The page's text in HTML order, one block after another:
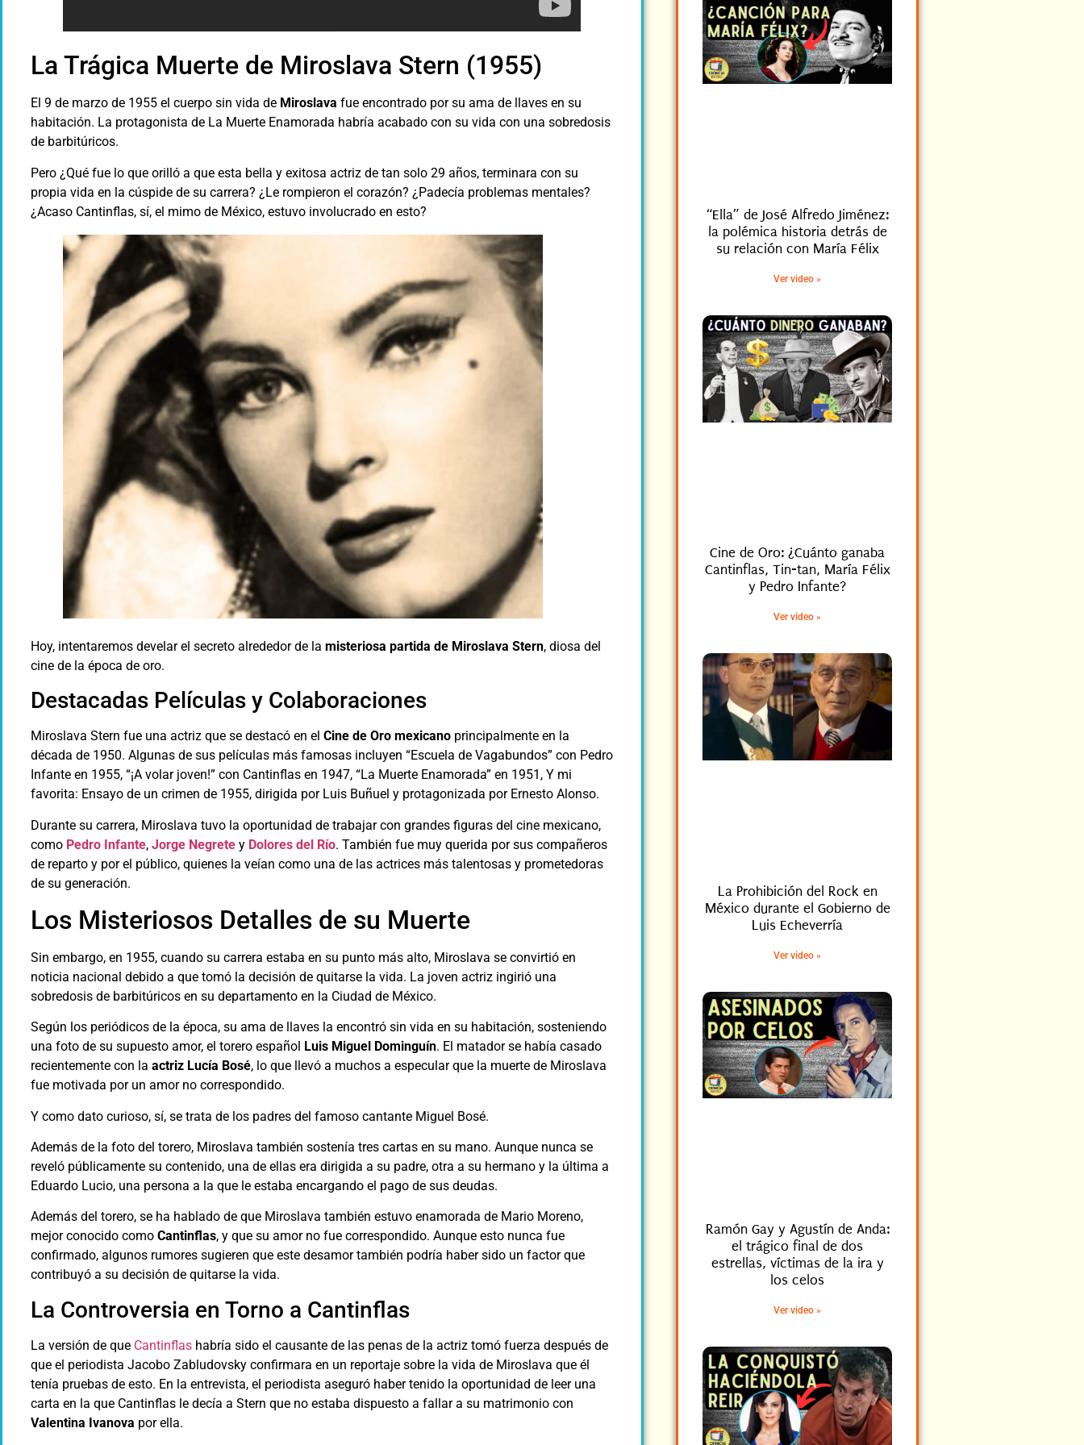
La Trágica Muerte de Miroslava Stern (1955)
El 9 de marzo de 1955 el cuerpo sin vida de Miroslava fue encontrado por su ama de llaves en su
habitación. La protagonista de La Muerte Enamorada habría acabado con su vida con una sobredosis
de barbitúricos.
Pero ¿Qué fue lo que orilló a que esta bella y exitosa actriz de tan solo 29 años, terminara con su
propia vida en la cúspide de su carrera? ¿Le rompieron el corazón? ¿Padecía problemas mentales?
¿Acaso Cantinflas, sí, el mimo de México, estuvo involucrado en esto?
Hoy, intentaremos develar el secreto alrededor de la misteriosa partida de Miroslava Stern, diosa del
cine de la época de oro.
Destacadas Películas y Colaboraciones
Miroslava Stern fue una actriz que se destacó en el Cine de Oro mexicano principalmente en la
década de 1950. Algunas de sus películas más famosas incluyen “Escuela de Vagabundos” con Pedro
Infante en 1955, “¡A volar joven!” con Cantinflas en 1947, “La Muerte Enamorada” en 1951, Y mi
favorita: Ensayo de un crimen de 1955, dirigida por Luis Buñuel y protagonizada por Ernesto Alonso.
Durante su carrera, Miroslava tuvo la oportunidad de trabajar con grandes figuras del cine mexicano,
como Pedro Infante, Jorge Negrete y Dolores del Río. También fue muy querida por sus compañeros
de reparto y por el público, quienes la veían como una de las actrices más talentosas y prometedoras
de su generación.
Los Misteriosos Detalles de su Muerte
Sin embargo, en 1955, cuando su carrera estaba en su punto más alto, Miroslava se convirtió en
noticia nacional debido a que tomó la decisión de quitarse la vida. La joven actriz ingirió una
sobredosis de barbitúricos en su departamento en la Ciudad de México.
Según los periódicos de la época, su ama de llaves la encontró sin vida en su habitación, sosteniendo
una foto de su supuesto amor, el torero español Luis Miguel Dominguín. El matador se había casado
recientemente con la actriz Lucía Bosé, lo que llevó a muchos a especular que la muerte de Miroslava
fue motivada por un amor no correspondido.
Y como dato curioso, sí, se trata de los padres del famoso cantante Miguel Bosé.
Además de la foto del torero, Miroslava también sostenía tres cartas en su mano. Aunque nunca se
reveló públicamente su contenido, una de ellas era dirigida a su padre, otra a su hermano y la última a
Eduardo Lucio, una persona a la que le estaba encargando el pago de sus deudas.
Además del torero, se ha hablado de que Miroslava también estuvo enamorada de Mario Moreno,
mejor conocido como Cantinflas, y que su amor no fue correspondido. Aunque esto nunca fue
confirmado, algunos rumores sugieren que este desamor también podría haber sido un factor que
contribuyó a su decisión de quitarse la vida.
La Controversia en Torno a Cantinflas
La versión de que Cantinflas habría sido el causante de las penas de la actriz tomó fuerza después de
que el periodista Jacobo Zabludovsky confirmara en un reportaje sobre la vida de Miroslava que él
tenía pruebas de esto. En la entrevista, el periodista aseguró haber tenido la oportunidad de leer una
carta en la que Cantinflas le decía a Stern que no estaba dispuesto a fallar a su matrimonio con
Valentina Ivanova por ella.
“Ella” de José Alfredo Jiménez:
la polémica historia detrás de
su relación con María Félix
Ver video »
Cine de Oro: ¿Cuánto ganaba
Cantinflas, Tin-tan, María Félix
y Pedro Infante?
Ver video »
La Prohibición del Rock en
México durante el Gobierno de
Luis Echeverría
Ver video »
Ramón Gay y Agustín de Anda:
el trágico final de dos
estrellas, víctimas de la ira y
los celos
Ver video »